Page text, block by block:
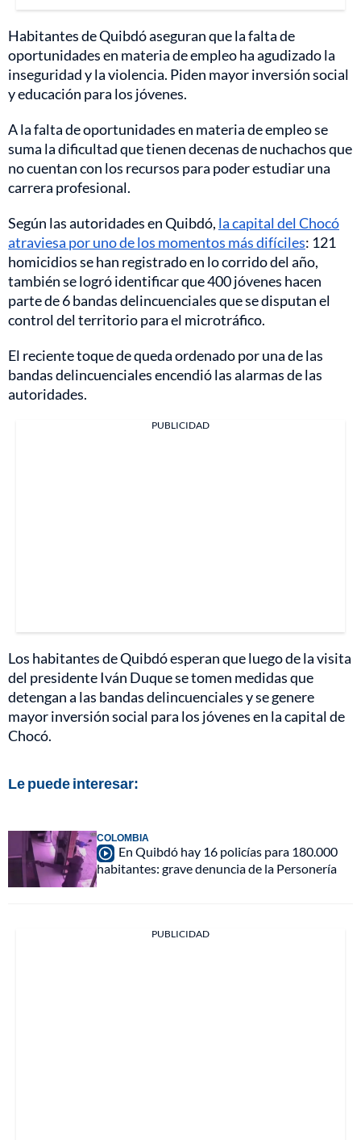
Habitantes de Quibdó aseguran que la falta de
oportunidades en materia de empleo ha agudizado la
inseguridad y la violencia. Piden mayor inversión social
y educación para los jóvenes.
A la falta de oportunidades en materia de empleo se
suma la dificultad que tienen decenas de nuchachos que
no cuentan con los recursos para poder estudiar una
carrera profesional.
Según las autoridades en Quibdó, la capital del Chocó
atraviesa por uno de los momentos más difíciles: 121
homicidios se han registrado en lo corrido del año,
también se logró identificar que 400 jóvenes hacen
parte de 6 bandas delincuenciales que se disputan el
control del territorio para el microtráfico.
El reciente toque de queda ordenado por una de las
bandas delincuenciales encendió las alarmas de las
autoridades.
PUBLICIDAD
Los habitantes de Quibdó esperan que luego de la visita
del presidente Iván Duque se tomen medidas que
detengan a las bandas delincuenciales y se genere
mayor inversión social para los jóvenes en la capital de
Chocó.
Le puede interesar:
COLOMBIA
En Quibdó hay 16 policías para 180.000
habitantes: grave denuncia de la Personería
PUBLICIDAD